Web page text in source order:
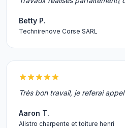
Betty P.
Technirenove Corse SARL
Très bon travail, je referai
Aaron T.
Alistro charpente et toiture henri